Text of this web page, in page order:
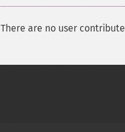
There are no user